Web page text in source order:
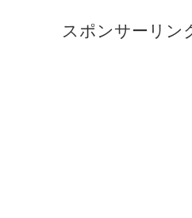
スポンサーリン